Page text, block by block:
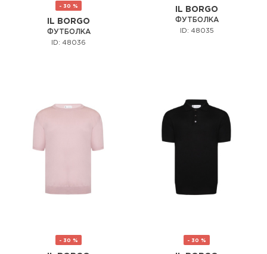
- 30 %
IL BORGO
ФУТБОЛКА
ID: 48036
IL BORGO
ФУТБОЛКА
ID: 48035
- 30 % - 30 %